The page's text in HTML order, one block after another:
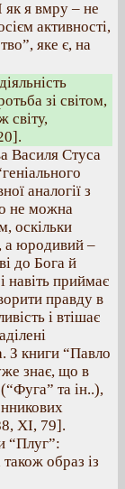
як я вмру – не
активності,
яке є, на
зі світом,
світу,
Василя Стуса
аналогії з
не можна
оскільки
а юродивий –
до Бога й
навіть приймає
правду в
і втішає
З книги “Павло
знає, що в
та ін..),
ХІ, 79].
“Плуг”:
образ із